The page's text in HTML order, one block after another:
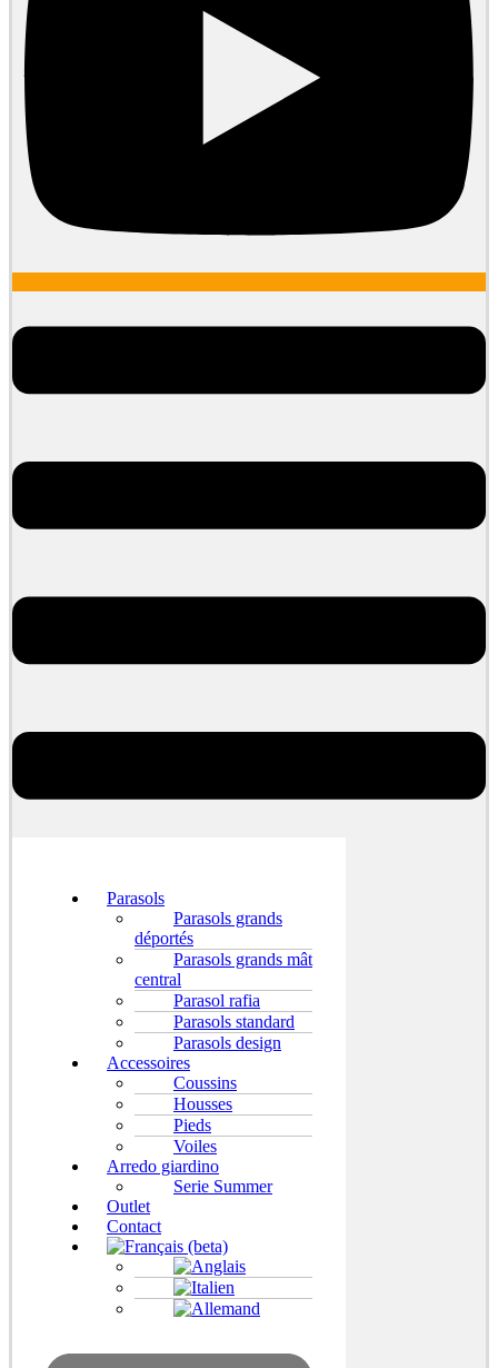
Parasols
Parasols grands
déportés
Parasols grands mât
central
Parasol rafia
Parasols standard
Parasols design
Accessoires
Coussins
Housses
Pieds
Voiles
Arredo giardino
Serie Summer
Outlet
Contact